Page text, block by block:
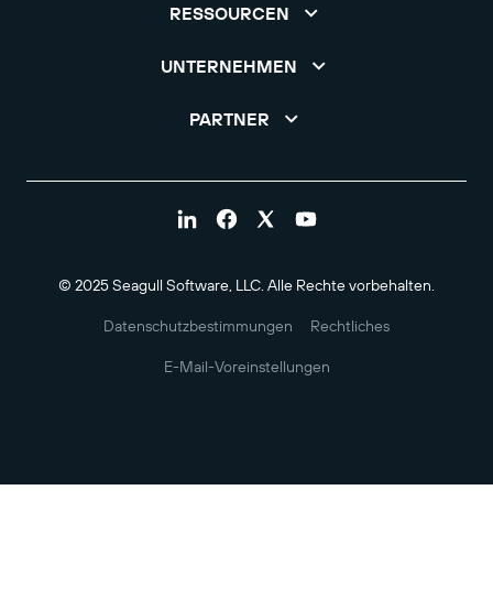
RESSOURCEN
UNTERNEHMEN
PARTNER
© 2025 Seagull Software, LLC. Alle Rechte vorbehalten.
Datenschutzbestimmungen Rechtliches
E-Mail-Voreinstellungen